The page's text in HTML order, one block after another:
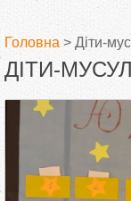
В
Головна > Діти-
ДІТИ-